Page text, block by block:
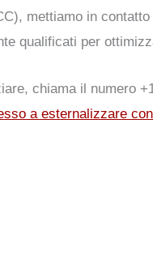
mettiamo in
qualificati per
chiama il numero
a esternalizzare